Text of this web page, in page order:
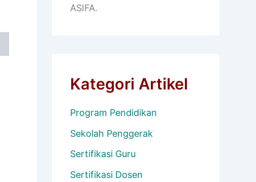
ASIFA.
Kategori Artikel
Program Pendidikan
Sekolah Penggerak
Sertifikasi Guru
Sertifikasi Dosen